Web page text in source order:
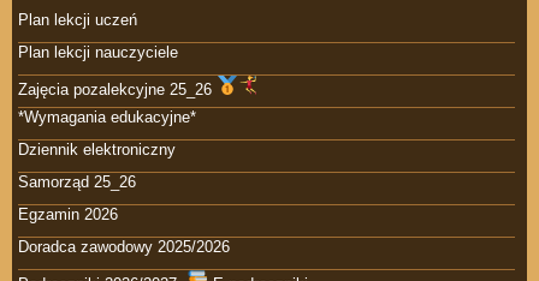
Plan lekcji uczeń
Plan lekcji nauczyciele
Zajęcia pozalekcyjne 25_26
*Wymagania edukacyjne*
Dziennik elektroniczny
Samorząd 25_26
Egzamin 2026
Doradca zawodowy 2025/2026